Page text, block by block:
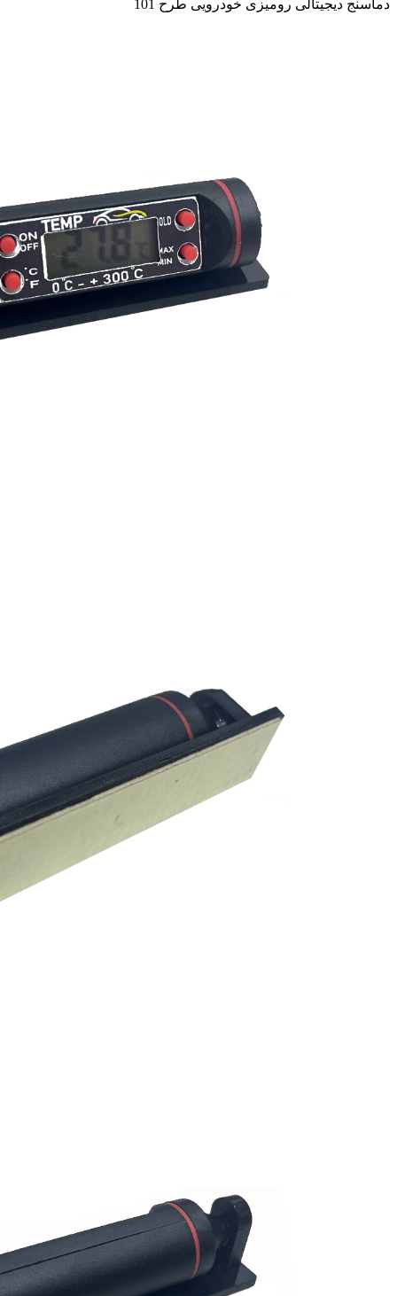
دماسنج دیجیتالی رومیزی خودرویی طرح 101